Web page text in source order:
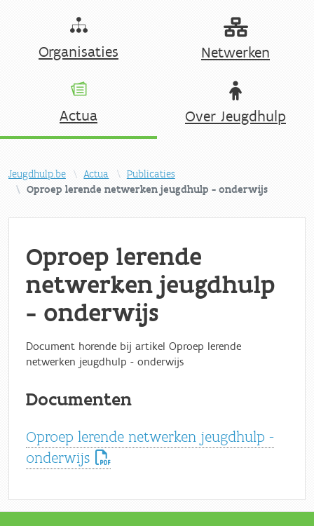
Organisaties Netwerken
Actua Over Jeugdhulp
Jeugdhulp.be Actua
Publicaties
Oproep lerende netwerken jeugdhulp - onderwijs
Oproep lerende
netwerken jeugdhulp
- onderwijs
Document horende bij artikel Oproep lerende
netwerken jeugdhulp - onderwijs
Documenten
Oproep lerende netwerken jeugdhulp -
onderwijs